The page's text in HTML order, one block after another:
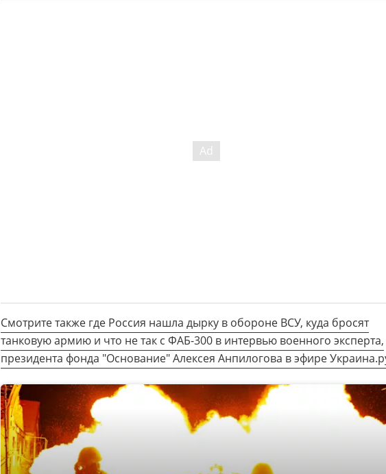
Смотрите также где Россия нашла дырку в обороне ВСУ, куда бросят
танковую армию и что не так с ФАБ-300 в интервью военного эксперта,
президента фонда "Основание" Алексея Анпилогова в эфире